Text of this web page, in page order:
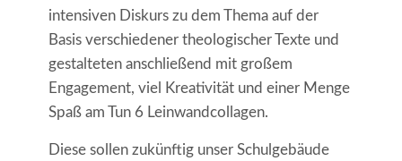
intensiven Diskurs zu dem Thema auf der
Basis verschiedener theologischer Texte und
gestalteten anschließend mit großem
Engagement, viel Kreativität und einer Menge
Spaß am Tun 6 Leinwandcollagen.
Diese sollen zukünftig unser Schulgebäude